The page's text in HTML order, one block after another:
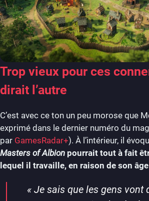
Trop vieux pour ces
dirait l’autre
C’est avec ce ton un peu morose que
exprimé dans le dernier numéro du
par GamesRadar+). À l’intérieur, il
Masters of Albion pourrait tout à fait
lequel il travaille, en raison de son âge
« Je sais que les gens vont